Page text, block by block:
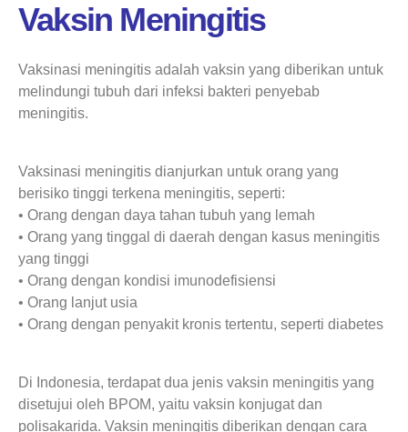
Vaksin Meningitis
Vaksinasi meningitis adalah vaksin yang diberikan untuk
melindungi tubuh dari infeksi bakteri penyebab
meningitis.
Vaksinasi meningitis dianjurkan untuk orang yang
berisiko tinggi terkena meningitis, seperti:
• Orang dengan daya tahan tubuh yang lemah
• Orang yang tinggal di daerah dengan kasus meningitis
yang tinggi
• Orang dengan kondisi imunodefisiensi
• Orang lanjut usia
• Orang dengan penyakit kronis tertentu, seperti diabetes
Di Indonesia, terdapat dua jenis vaksin meningitis yang
disetujui oleh BPOM, yaitu vaksin konjugat dan
polisakarida. Vaksin meningitis diberikan dengan cara